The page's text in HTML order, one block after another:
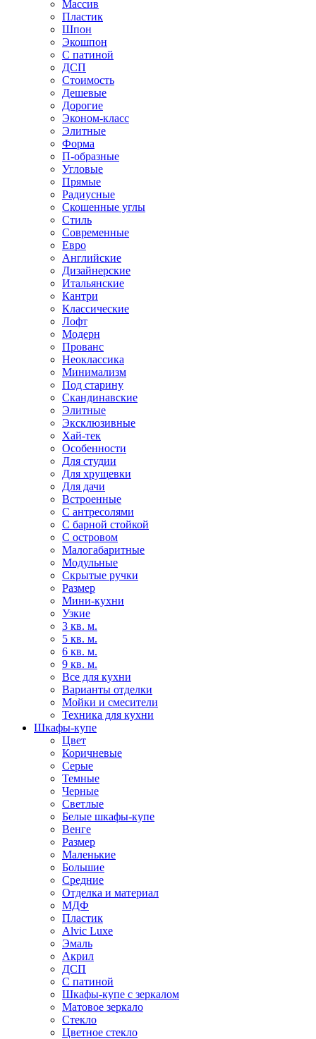
Массив
Пластик
Шпон
Экошпон
С патиной
ДСП
Стоимость
Дешевые
Дорогие
Эконом-класс
Элитные
Форма
П-образные
Угловые
Прямые
Радиусные
Скошенные углы
Стиль
Современные
Евро
Английские
Дизайнерские
Итальянские
Кантри
Классические
Лофт
Модерн
Прованс
Неоклассика
Минимализм
Под старину
Скандинавские
Элитные
Эксклюзивные
Хай-тек
Особенности
Для студии
Для хрущевки
Для дачи
Встроенные
С антресолями
С барной стойкой
С островом
Малогабаритные
Модульные
Скрытые ручки
Размер
Мини-кухни
Узкие
3 кв. м.
5 кв. м.
6 кв. м.
9 кв. м.
Все для кухни
Варианты отделки
Мойки и смесители
Техника для кухни
Шкафы-купе
Цвет
Коричневые
Серые
Темные
Черные
Светлые
Белые шкафы-купе
Венге
Размер
Маленькие
Большие
Средние
Отделка и материал
МДФ
Пластик
Alvic Luxe
Эмаль
Акрил
ДСП
С патиной
Шкафы-купе с зеркалом
Матовое зеркало
Стекло
Цветное стекло